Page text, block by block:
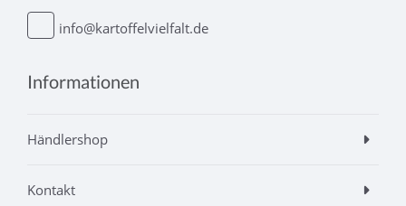
info@kartoffelvielfalt.de
Informationen
Händlershop
Kontakt